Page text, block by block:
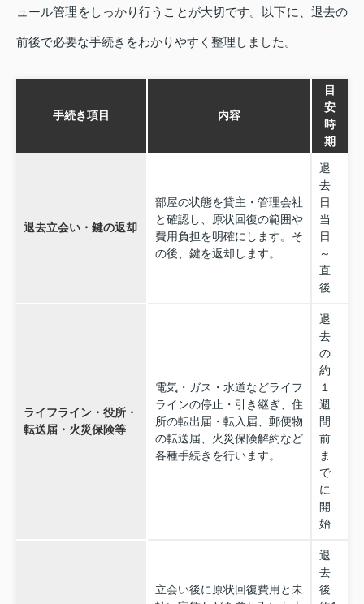
ュール管理をしっかり行うことが大切です。以下に、退去の
前後で必要な手続きをわかりやすく整理しました。
手続き項目 内容
目
安
時
期
退去立会い・鍵の返却
部屋の状態を貸主・管理会社
と確認し、原状回復の範囲や
費用負担を明確にします。そ
の後、鍵を返却します。
退
去
日
当
日
～
直
後
ライフライン・役所・
転送届・火災保険等
電気・ガス・水道などライフ
ラインの停止・引き継ぎ、住
所の転出届・転入届、郵便物
の転送届、火災保険解約など
各種手続きを行います。
退
去
の
約
１
週
間
前
ま
で
に
開
始
立会い後に原状回復費用と未
退
去
後